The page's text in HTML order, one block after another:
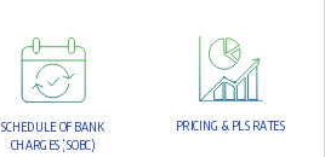
SCHEDUL EOFBANK
CHARG ES (SOBC)
PRICING & PL S RATES